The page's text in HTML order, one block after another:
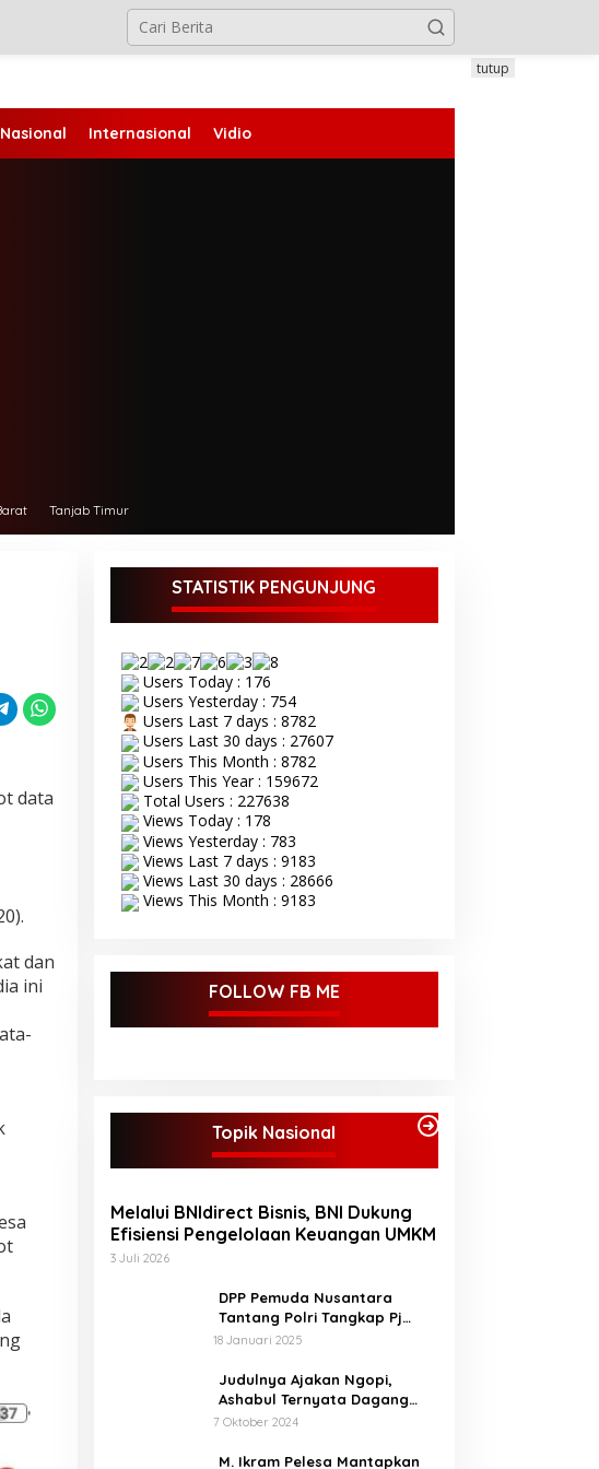
Nasional Internasional Vidio
Tanjab Timur
tutup
data
dan
ini
STATISTIK PENGUNJUNG
Users Today : 176
Users Yesterday : 754
Users Last 7 days : 8782
Users Last 30 days : 27607
Users This Month : 8782
Users This Year : 159672
Total Users : 227638
Views Today : 178
Views Yesterday : 783
Views Last 7 days : 9183
Views Last 30 days : 28666
Views This Month : 9183
FOLLOW FB ME
Topik Nasional
Melalui BNIdirect Bisnis, BNI Dukung
Efisiensi Pengelolaan Keuangan UMKM
3 Juli 2026
DPP Pemuda Nusantara
Tantang Polri Tangkap Pj
Bupati Buton Selatan Pelaku
18 Januari 2025
Judulnya Ajakan Ngopi,
Ashabul Ternyata Dagang
Foto BEM Sultra Untuk Serang
7 Oktober 2024
M. Ikram Pelesa Mantapkan